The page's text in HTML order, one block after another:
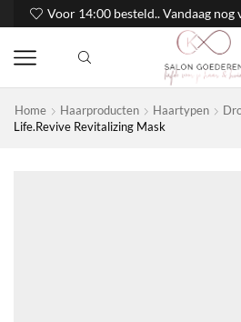
Voor 14:00 besteld.. Vandaag nog
Home Haarproducten Haartypen
Life.Revive Revitalizing Mask